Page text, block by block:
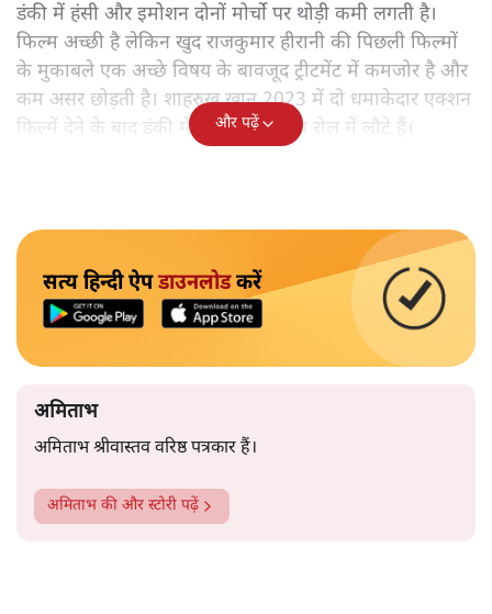
डंकी में हंसी और इमोशन दोनों मोर्चो पर थोड़ी कमी लगती है।
फिल्म अच्छी है लेकिन खुद राजकुमार हीरानी की पिछली फिल्मों
के मुकाबले एक अच्छे विषय के बावजूद ट्रीटमेंट में कमजोर है और
कम असर छोड़ती है। शाहरुख खान 2023 में दो धमाकेदार एक्शन
फिल्में देने के बाद डंकी में वापस इमोशनल रोल में लौटे हैं।
और पढ़ें
सत्य हिन्दी ऐपडाउनलोडकरें
अमिताभ
अमिताभ श्रीवास्तव वरिष्ठ पत्रकार हैं।
अमिताभ की और स्टोरी पढ़ें